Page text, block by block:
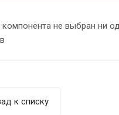
компонента не выбран ни
к списку